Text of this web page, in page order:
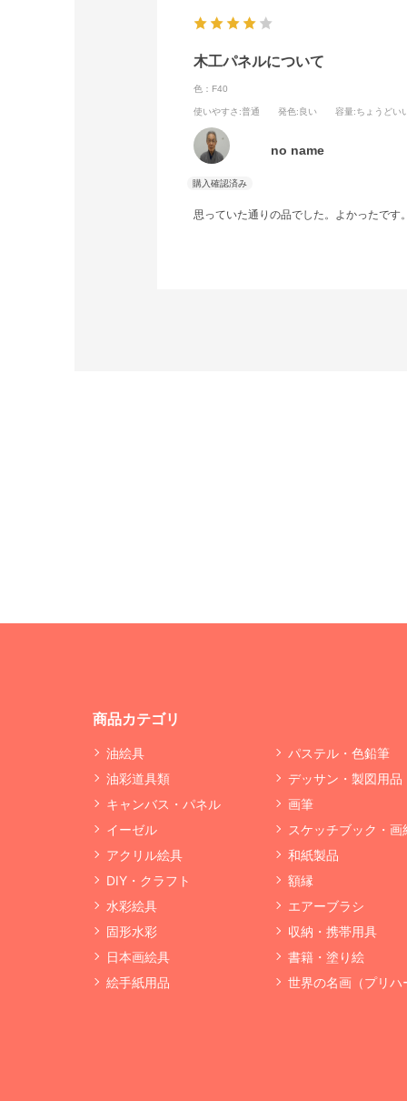
木工パネルについて
色：F40
使いやすさ :普通 発色:良い 容量:ちょうどい
no name
思っていた通りの品でした。よかったです
商品カテゴリ
油絵具
油彩道具類
キャンバス・パネル
イーゼル
アクリル絵具
DIY・クラフト
水彩絵具
固形水彩
日本画絵具
絵手紙用品
パステル・色鉛筆
デッサン・製図用品
画筆
スケッチブック・画
和紙製品
額縁
エアーブラシ
収納・携帯用具
書籍・塗り絵
世界の名画（プリハ